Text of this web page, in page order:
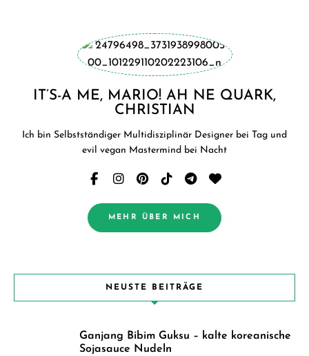
IT’S-A ME, MARIO! AH NE QUARK,
CHRISTIAN
Ich bin Selbstständiger Multidisziplinär Designer bei Tag und
evil vegan Mastermind bei Nacht
MEHR ÜBER MICH
NEUSTE BEITRÄGE
Ganjang Bibim Guksu – kalte koreanische
Sojasauce Nudeln